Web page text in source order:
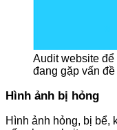
Audit website để
đang gặp vấn
Hình ảnh bị hỏng
Hình ảnh hỏng, bị bể,